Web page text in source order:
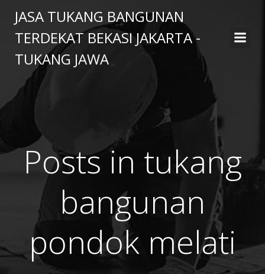
to
content
JASA TUKANG BANGUNAN
TERDEKAT BEKASI JAKARTA -
TUKANG JAWA
Posts in tukang
bangunan
pondok melati